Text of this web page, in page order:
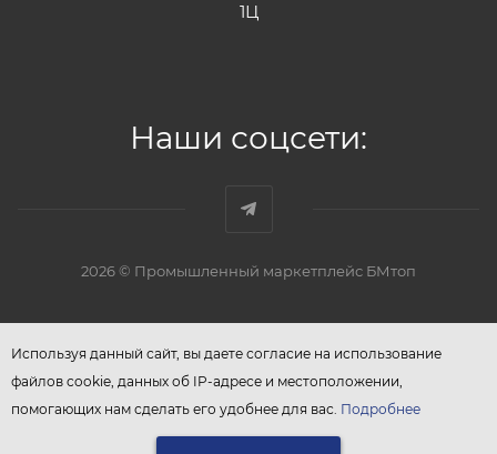
1Ц
Наши соцсети:
2026 © Промышленный маркетплейс БМтоп
Используя данный сайт, вы даете согласие на использование
файлов cookie, данных об IP-адресе и местоположении,
помогающих нам сделать его удобнее для вас. Подробнее